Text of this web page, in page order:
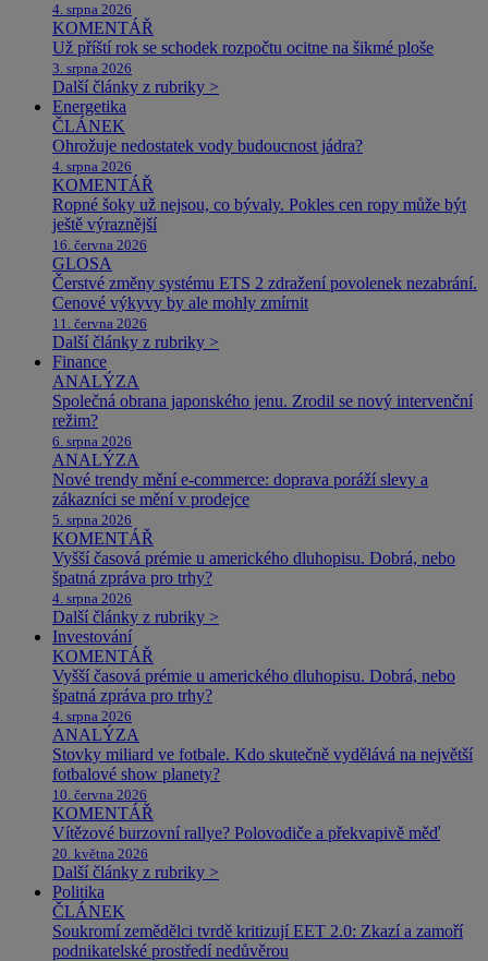
4. srpna 2026
KOMENTÁŘ
Už příští rok se schodek rozpočtu ocitne na šikmé ploše
3. srpna 2026
Další články z rubriky >
Energetika
ČLÁNEK
Ohrožuje nedostatek vody budoucnost jádra?
4. srpna 2026
KOMENTÁŘ
Ropné šoky už nejsou, co bývaly. Pokles cen ropy může být
ještě výraznější
16. června 2026
GLOSA
Čerstvé změny systému ETS 2 zdražení povolenek nezabrání.
Cenové výkyvy by ale mohly zmírnit
11. června 2026
Další články z rubriky >
Finance
ANALÝZA
Společná obrana japonského jenu. Zrodil se nový intervenční
režim?
6. srpna 2026
ANALÝZA
Nové trendy mění e-commerce: doprava poráží slevy a
zákazníci se mění v prodejce
5. srpna 2026
KOMENTÁŘ
Vyšší časová prémie u amerického dluhopisu. Dobrá, nebo
špatná zpráva pro trhy?
4. srpna 2026
Další články z rubriky >
Investování
KOMENTÁŘ
Vyšší časová prémie u amerického dluhopisu. Dobrá, nebo
špatná zpráva pro trhy?
4. srpna 2026
ANALÝZA
Stovky miliard ve fotbale. Kdo skutečně vydělává na největší
fotbalové show planety?
10. června 2026
KOMENTÁŘ
Vítězové burzovní rallye? Polovodiče a překvapivě měď
20. května 2026
Další články z rubriky >
Politika
ČLÁNEK
Soukromí zemědělci tvrdě kritizují EET 2.0: Zkazí a zamoří
podnikatelské prostředí nedůvěrou